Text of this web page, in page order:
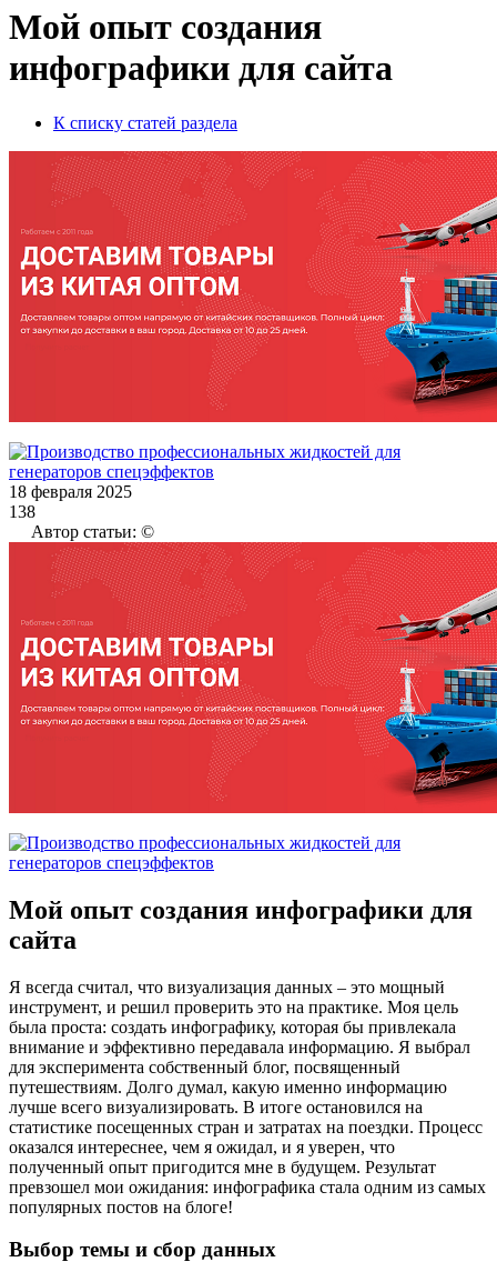
Мой опыт создания
инфографики для сайта
К списку статей раздела
18 февраля 2025
138
Автор статьи: ©
Мой опыт создания инфографики для
сайта
Я всегда считал, что визуализация данных – это мощный
инструмент, и решил проверить это на практике. Моя цель
была проста: создать инфографику, которая бы привлекала
внимание и эффективно передавала информацию. Я выбрал
для эксперимента собственный блог, посвященный
путешествиям. Долго думал, какую именно информацию
лучше всего визуализировать. В итоге остановился на
статистике посещенных стран и затратах на поездки. Процесс
оказался интереснее, чем я ожидал, и я уверен, что
полученный опыт пригодится мне в будущем. Результат
превзошел мои ожидания: инфографика стала одним из самых
популярных постов на блоге!
Выбор темы и сбор данных